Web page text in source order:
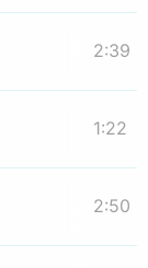
2:39
1:22
2:50